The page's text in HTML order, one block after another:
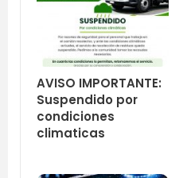
AVISO IMPORTANTE:
Suspendido por
condiciones
climaticas